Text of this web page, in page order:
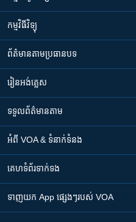
កម្មវិធី​វិទ្យុ
ព័ត៌មាន​តាមប្រធានបទ​
រៀន​​អង់គ្លេស
ទទួល​ព័ត៌មាន​តាម
អំពី​ VOA & ទំនាក់ទំនង
គេហទំព័រ​​ទាក់ទង
ទាញយក​ App ផ្សេងៗ​របស់​ VOA